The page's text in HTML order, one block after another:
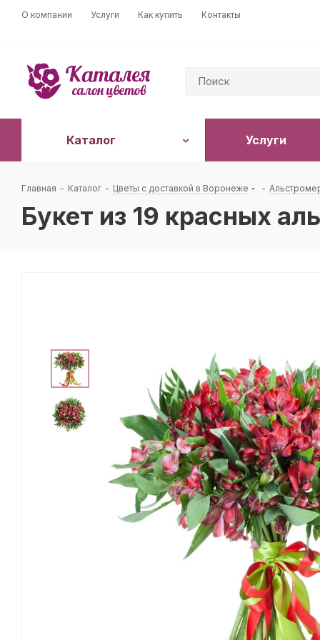
О компании Услуги Как купить Контакты
Каталог Услуги
Главная - Каталог - Цветы с доставкой в Воронеже -
Букет из 19 красных